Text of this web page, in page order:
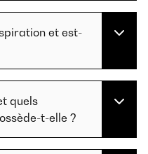
et est-
quels
t-elle ?